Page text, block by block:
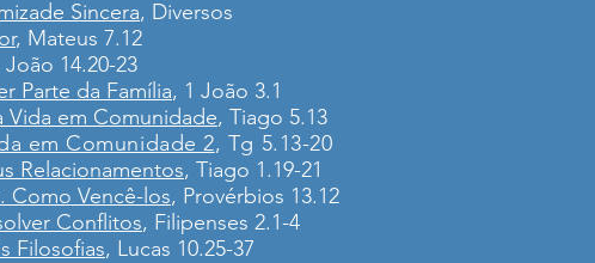
Sincera, Diversos
, Mateus 7.12
João 14.20-23
Parte da Família, 1 João 3.1
Vida em Comunidade, Tiago 5.13
em Comunidade 2, Tg 5.13-20
Relacionamentos, Tiago 1.19-21
Como Vencê-los, Provérbios 13.12
Conflitos, Filipenses 2.1-4
Filosofias, Lucas 10.25-37